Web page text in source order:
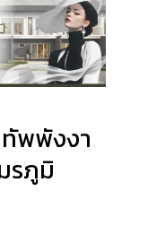
พพังงา
รภูมิ